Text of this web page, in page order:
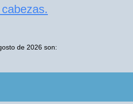
de 2026 son: